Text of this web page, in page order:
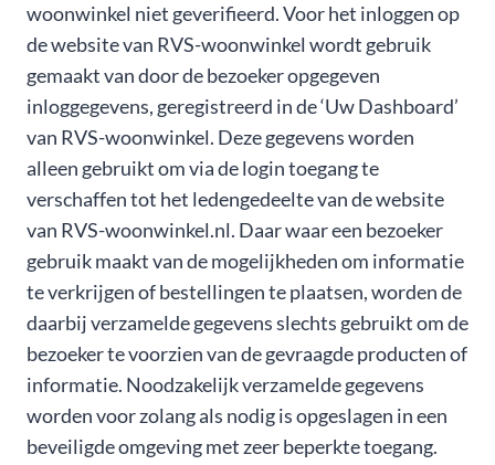
woonwinkel niet geverifieerd. Voor het inloggen op
de website van ​​RVS-woonwinkel wordt gebruik
gemaakt van door de bezoeker opgegeven
inloggegevens, geregistreerd in de ‘Uw Dashboard’
van ​​RVS-woonwinkel. Deze gegevens worden
alleen gebruikt om via de login toegang te
verschaffen tot het ledengedeelte van de website
van ​​RVS-woonwinkel.nl. Daar waar een bezoeker
gebruik maakt van de mogelijkheden om informatie
te verkrijgen of bestellingen te plaatsen, worden de
daarbij verzamelde gegevens slechts gebruikt om de
bezoeker te voorzien van de gevraagde producten of
informatie. Noodzakelijk verzamelde gegevens
worden voor zolang als nodig is opgeslagen in een
beveiligde omgeving met zeer beperkte toegang.